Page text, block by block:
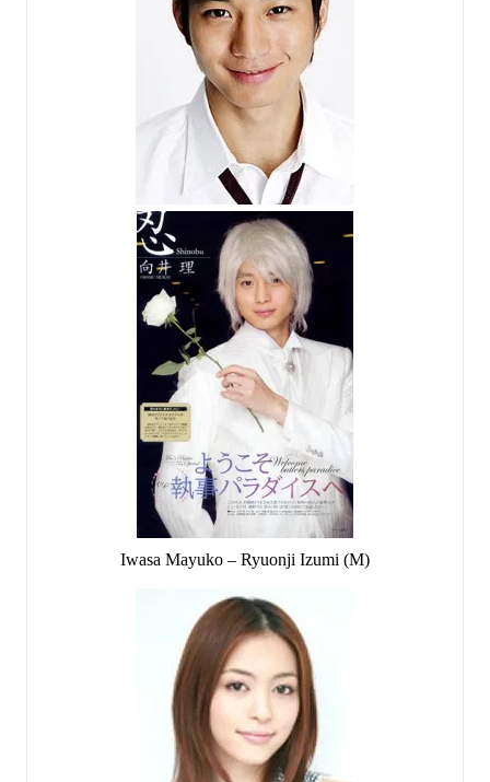
Iwasa Mayuko – Ryuonji Izumi (M)